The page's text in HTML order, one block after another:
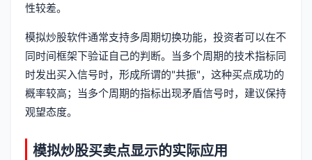
性较差。
模拟炒股软件通常支持多周期切换功能，投资者可以在不
同时间框架下验证自己的判断。当多个周期的技术指标同
时发出买入信号时，形成所谓的"共振"，这种买点成功的
概率较高；当多个周期的指标出现矛盾信号时，建议保持
观望态度。
模拟炒股买卖点显示的实际应用